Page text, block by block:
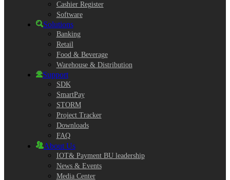
Cashier Register
Software
Solutions
Banking
Retail
Food & Beverage
Warehouse & Distribution
Support
SDK
SmartPay
STORM
Project Tracker
Downloads
FAQ
About Us
IOT& Payment BU leadership
News & Events
Media Center